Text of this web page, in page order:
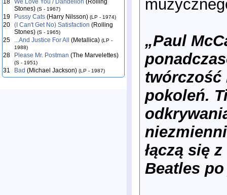
18 We Love You / Dandelion (Rolling
Stones) (S - 1967)
19 Pussy Cats (Harry Nilsson) (LP - 1974)
20 (I Can't Get No) Satisfaction (Rolling
Stones) (S - 1965)
25 ...And Justice For All (Metallica) (LP -
1988)
28 Please Mr. Postman (The Marvelettes)
(S - 1951)
31 Bad (Michael Jackson) (LP - 1987)
„Paul
twórczość
pokoleń.
łączą się
Beatles